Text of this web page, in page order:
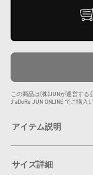
この商品は(株)JUNが運営する
J'aDoRe JUN ONLINE でご購入
アイテム説明
サイズ詳細